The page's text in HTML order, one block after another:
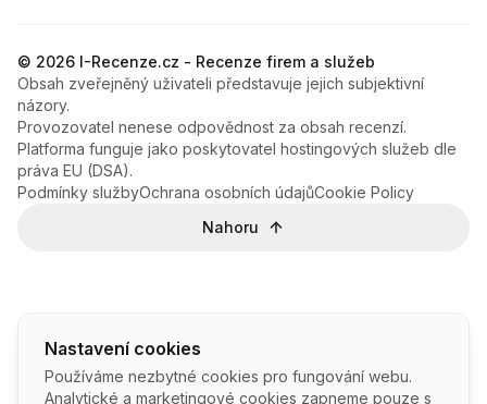
Nastavení cookies
Používáme nezbytné cookies pro fungování webu.
Analytické a marketingové cookies zapneme pouze s
© 2026 I-Recenze.cz - Recenze firem a služeb
Obsah zveřejněný uživateli představuje jejich subjektivní
názory.
Provozovatel nenese odpovědnost za obsah recenzí.
Platforma funguje jako poskytovatel hostingových služeb dle
práva EU (DSA).
Podmínky službyOchrana osobních údajůCookie Policy
Nahoru